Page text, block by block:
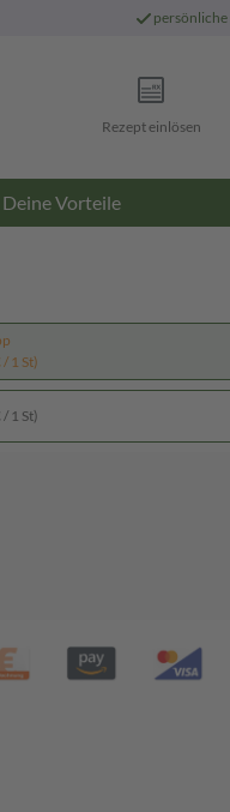
persönliche
Rezept einlösen
Deine Vorteile
1 St)
1 St)